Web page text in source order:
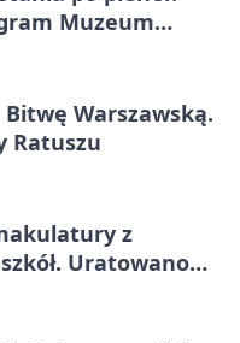
Muzeum
Bitwę Warszawską.
Ratuszu
z
Uratowano